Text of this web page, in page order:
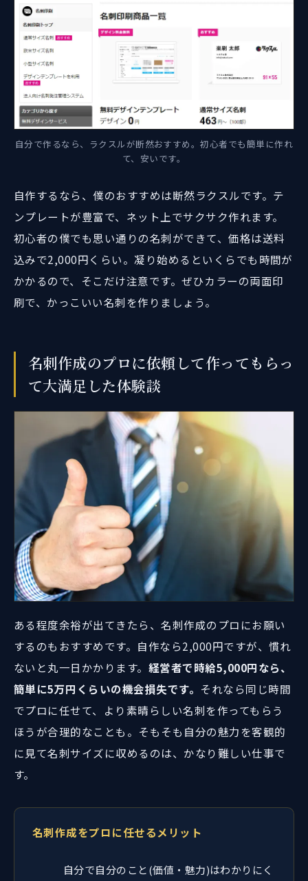
自分で作るなら、ラクスルが断然おすすめ。初心者でも簡単に作れ
て、安いです。
自作するなら、僕のおすすめは断然ラクスルです。テ
ンプレートが豊富で、ネット上でサクサク作れます。
初心者の僕でも思い通りの名刺ができて、価格は送料
込みで2,000円くらい。凝り始めるといくらでも時間が
かかるので、そこだけ注意です。ぜひカラーの両面印
刷で、かっこいい名刺を作りましょう。
名刺作成のプロに依頼して作ってもらっ
て大満足した体験談
ある程度余裕が出てきたら、名刺作成のプロにお願い
するのもおすすめです。自作なら2,000円ですが、慣れ
ないと丸一日かかります。 経営者で時給5,000円なら、
簡単に5万円くらいの機会損失です。 それなら同じ時間
でプロに任せて、より素晴らしい名刺を作ってもらう
ほうが合理的なことも。そもそも自分の魅力を客観的
に見て名刺サイズに収めるのは、かなり難しい仕事で
す。
名刺作成をプロに任せるメリット
自分で自分のこと(価値・魅力)はわかりにく